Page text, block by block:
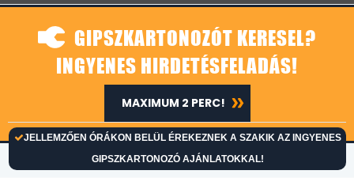
GIPSZKARTONOZÓT KERESEL?
INGYENES HIRDETÉSFELADÁS!
JELLEMZŐEN ÓRÁKON BELÜL ÉREKEZNEK A SZAKIK AZ INGYENES
GIPSZKARTONOZÓ AJÁNLATOKKAL!
MAXIMUM 2 PERC!